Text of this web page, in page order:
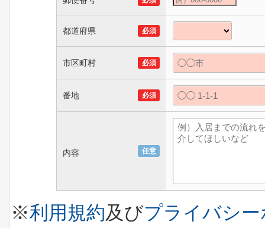
都道府県 必須
市区町村 必須
番地 必須
内容 任意
※利用規約及びプライバシ